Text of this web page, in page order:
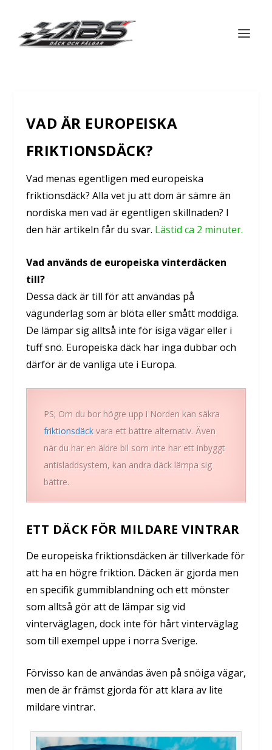
VAD ÄR EUROPEISKA
FRIKTIONSDÄCK?
Vad menas egentligen med europeiska
friktionsdäck? Alla vet ju att dom är sämre än
nordiska men vad är egentligen skillnaden? I
den här artikeln får du svar. Lästid ca 2 minuter.
Vad används de europeiska vinterdäcken
till?
Dessa däck är till för att användas på
vägunderlag som är blöta eller smått moddiga.
De lämpar sig alltså inte för isiga vägar eller i
tuff snö. Europeiska däck har inga dubbar och
därför är de vanliga ute i Europa.
PS; Om du bor högre upp i Norden kan säkra
friktionsdäckvara ett bättre alternativ. Även
när du har en äldre bil som inte har ett inbyggt
antisladdsystem, kan andra däck lämpa sig
bättre.
ETT DÄCK FÖR MILDARE VINTRAR
De europeiska friktionsdäcken är tillverkade för
att ha en högre friktion. Däcken är gjorda men
en specifik gummiblandning och ett mönster
som alltså gör att de lämpar sig vid
vinterväglagen, dock inte för hårt vinterväglag
som till exempel uppe i norra Sverige.
Förvisso kan de användas även på snöiga vägar,
men de är främst gjorda för att klara av lite
mildare vintrar.